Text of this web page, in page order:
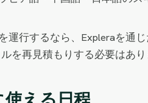
運行するなら、Expleraを通
を再見積もりする必要はあり